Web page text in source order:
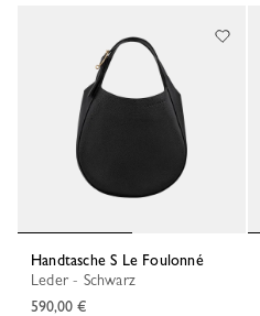
Handtasche S Le Foulonné
Leder - Schwarz
590,00 €